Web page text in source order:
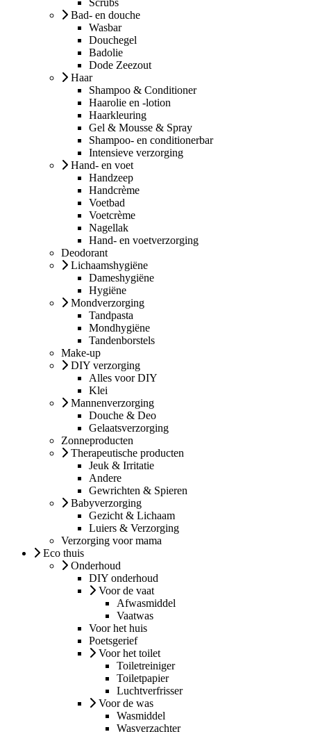
Bad- en douche
Wasbar
Douchegel
Badolie
Dode Zeezout
Haar
Shampoo & Conditioner
Haarolie en -lotion
Haarkleuring
Gel & Mousse & Spray
Shampoo- en conditionerbar
Intensieve verzorging
Hand- en voet
Handzeep
Handcrème
Voetbad
Voetcrème
Nagellak
Hand- en voetverzorging
Deodorant
Lichaamshygiëne
Dameshygiëne
Hygiëne
Mondverzorging
Tandpasta
Mondhygiëne
Tandenborstels
Make-up
DIY verzorging
Alles voor DIY
Klei
Mannenverzorging
Douche & Deo
Gelaatsverzorging
Zonneproducten
Therapeutische producten
Jeuk & Irritatie
Andere
Gewrichten & Spieren
Babyverzorging
Gezicht & Lichaam
Luiers & Verzorging
Verzorging voor mama
Eco thuis
Onderhoud
DIY onderhoud
Voor de vaat
Afwasmiddel
Vaatwas
Voor het huis
Poetsgerief
Voor het toilet
Toiletreiniger
Toiletpapier
Luchtverfrisser
Voor de was
Wasmiddel
Wasverzachter